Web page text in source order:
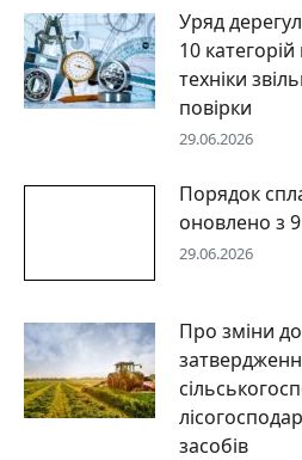
Уряд
10
техніки
повірки
29.06.2026
Порядок
оновлено з
29.06.2026
Про зміни
засобів